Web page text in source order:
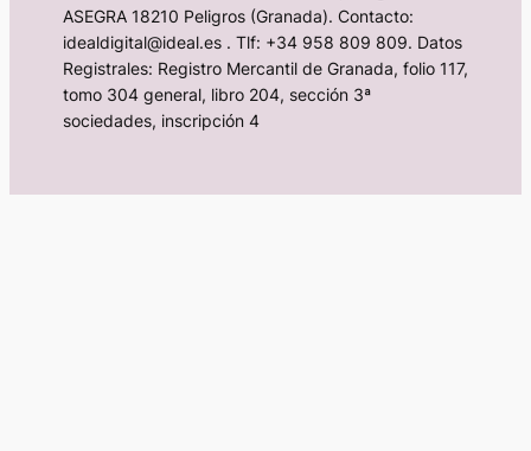
ASEGRA 18210 Peligros (Granada). Contacto:
idealdigital@ideal.es . Tlf: +34 958 809 809. Datos
Registrales: Registro Mercantil de Granada, folio 117,
tomo 304 general, libro 204, sección 3ª
sociedades, inscripción 4